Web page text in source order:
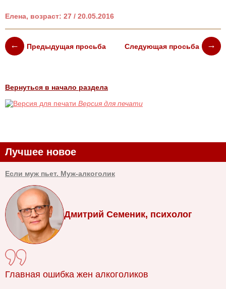
Елена, возраст: 27 / 20.05.2016
Предыдущая просьба Следующая просьба
Вернуться в начало раздела
Версия для печати
Лучшее новое
Если муж пьет. Муж-алкоголик
Дмитрий Семеник, психолог
Главная ошибка жен алкоголиков